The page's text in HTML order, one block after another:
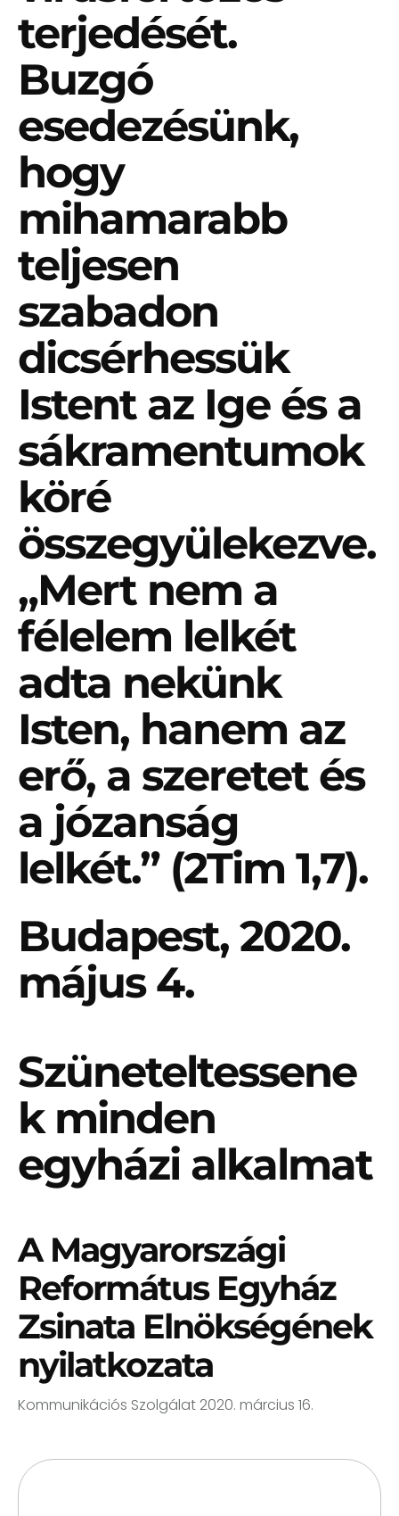
terjedését.
Buzgó
esedezésünk,
hogy
mihamarabb
teljesen
szabadon
dicsérhessük
Istent az Ige és a
sákramentumok
köré
összegyülekezve.
„Mert nem a
félelem lelkét
adta nekünk
Isten, hanem az
erő, a szeretet és
a józanság
lelkét.” (2Tim 1,7).
Budapest, 2020.
május 4.
Szüneteltessene
k minden
egyházi alkalmat
A Magyarországi
Református Egyház
Zsinata Elnökségének
nyilatkozata
Kommunikációs Szolgálat 2020. március 16.